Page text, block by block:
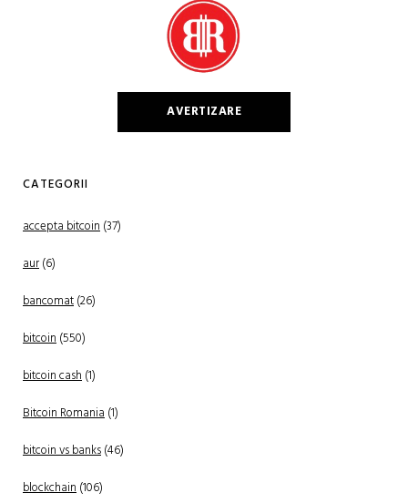
AVERTIZARE
CATEGORII
accepta bitcoin(37)
aur(6)
bancomat(26)
bitcoin(550)
bitcoin cash(1)
Bitcoin Romania(1)
bitcoin vs banks(46)
blockchain(106)